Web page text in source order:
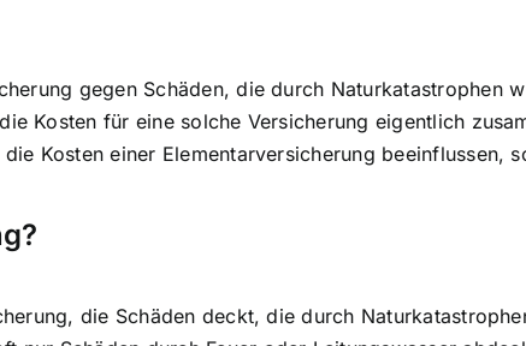
gegen Schäden, die durch Naturkatastrophen
Kosten für eine solche Versicherung eigentlich
Kosten einer Elementarversicherung beeinflussen,
die Schäden deckt, die durch